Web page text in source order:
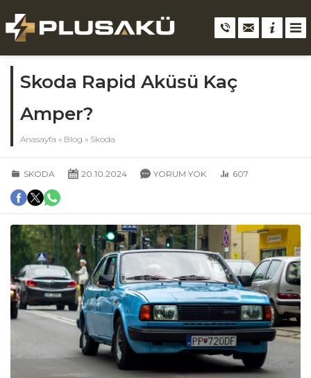
Skoda Rapid Aküsü Kaç
Amper?
Anasayfa » Blog » Skoda
SKODA 20.10.2024 YORUM YOK 607